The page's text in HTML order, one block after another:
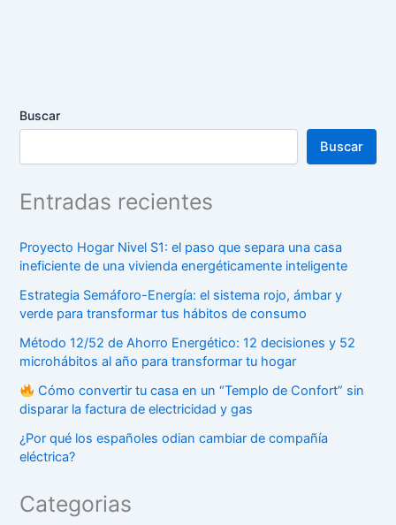
Buscar
Buscar
Entradas recientes
Proyecto Hogar Nivel S1: el paso que separa una casa
ineficiente de una vivienda energéticamente inteligente
Estrategia Semáforo-Energía: el sistema rojo, ámbar y
verde para transformar tus hábitos de consumo
Método 12/52 de Ahorro Energético: 12 decisiones y 52
microhábitos al año para transformar tu hogar
Cómo convertir tu casa en un “Templo de Confort” sin
disparar la factura de electricidad y gas
¿Por qué los españoles odian cambiar de compañía
eléctrica?
Categorias